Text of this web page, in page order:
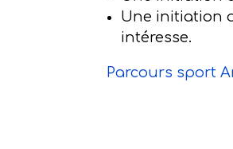
Une initiation
intéresse.
Parcours sport